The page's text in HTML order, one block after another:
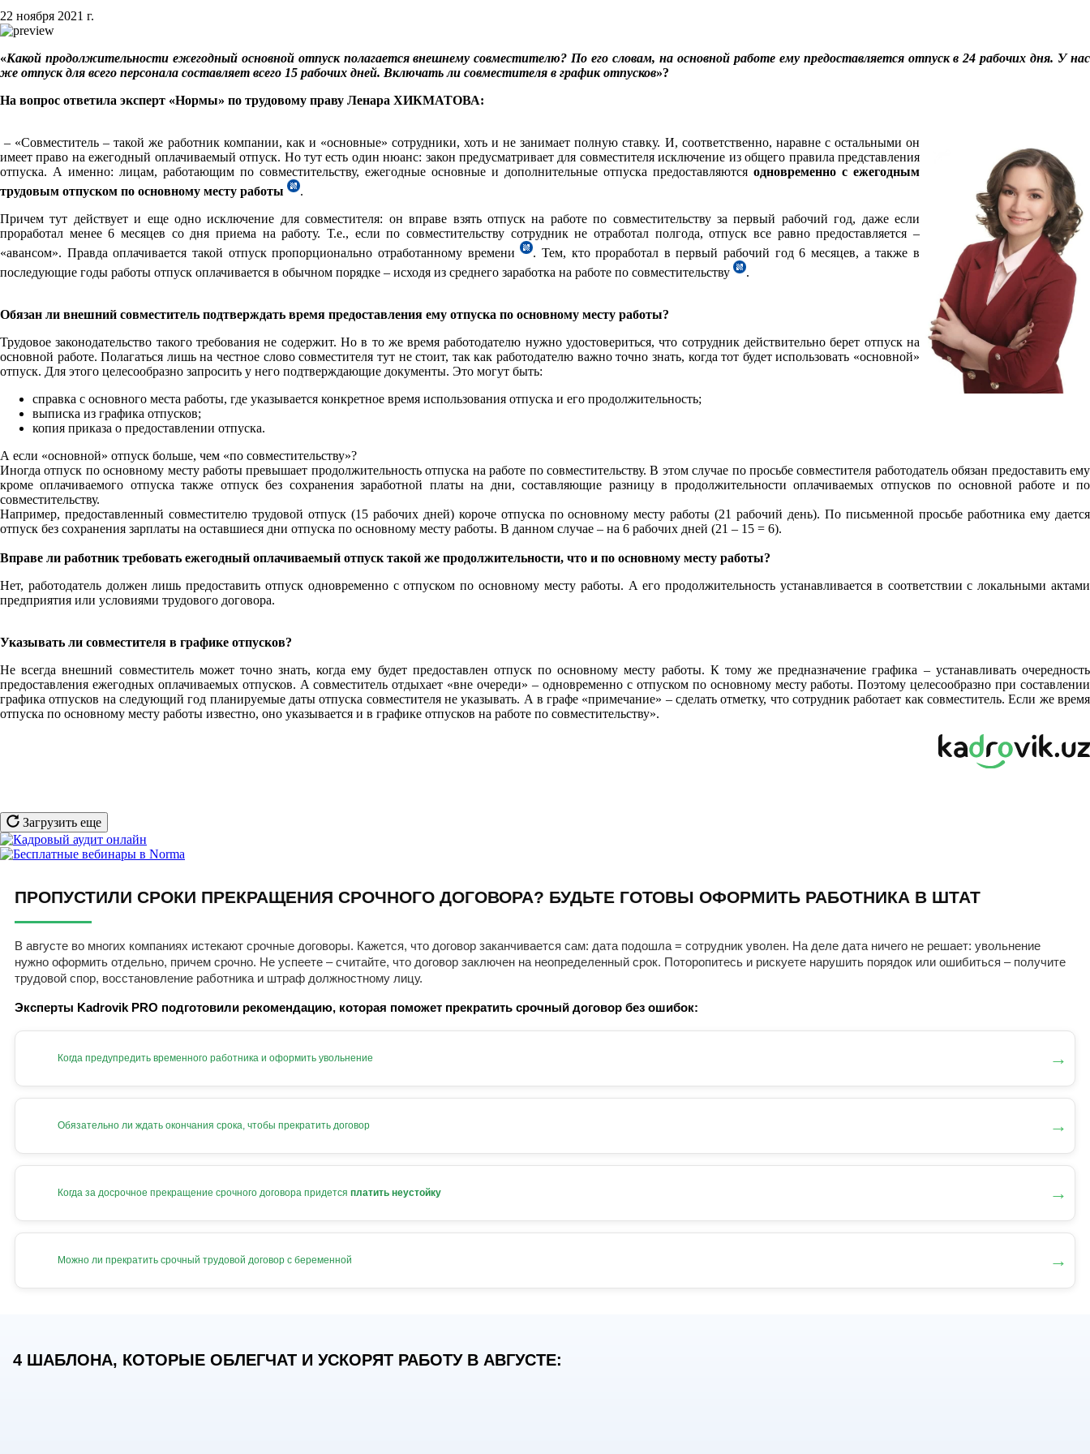
22 ноября 2021 г.
«Какой продолжительности ежегодный основной отпуск полагается внешнему совместителю? По его словам, на основной работе ему предоставляется отпуск в 24 рабочих дня. У нас
же отпуск для всего персонала составляет всего 15 рабочих дней. Включать ли совместителя в график отпусков»?
На вопрос ответила эксперт «Нормы» по трудовому праву Ленара ХИКМАТОВА:
– «Совместитель – такой же работник компании, как и «основные» сотрудники, хоть и не занимает полную ставку. И, соответственно, наравне с остальными он
имеет право на ежегодный оплачиваемый отпуск. Но тут есть один нюанс: закон предусматривает для совместителя исключение из общего правила представления
отпуска. А именно: лицам, работающим по совместительству, ежегодные основные и дополнительные отпуска предоставляются одновременно с ежегодным
трудовым отпуском по основному месту работы
.
Причем тут действует и еще одно исключение для совместителя: он вправе взять отпуск на работе по совместительству за первый рабочий год, даже если
проработал менее 6 месяцев со дня приема на работу. Т.е., если по совместительству сотрудник не отработал полгода, отпуск все равно предоставляется –
«авансом». Правда оплачивается такой отпуск пропорционально отработанному времени
. Тем, кто проработал в первый рабочий год 6 месяцев, а также в
последующие годы работы отпуск оплачивается в обычном порядке – исходя из среднего заработка на работе по совместительству
.
Обязан ли внешний совместитель подтверждать время предоставления ему отпуска по основному месту работы?
Трудовое законодательство такого требования не содержит. Но в то же время работодателю нужно удостовериться, что сотрудник действительно берет отпуск на
основной работе. Полагаться лишь на честное слово совместителя тут не стоит, так как работодателю важно точно знать, когда тот будет использовать «основной»
отпуск. Для этого целесообразно запросить у него подтверждающие документы. Это могут быть:
справка с основного места работы, где указывается конкретное время использования отпуска и его продолжительность;
выписка из графика отпусков;
копия приказа о предоставлении отпуска.
А если «основной» отпуск больше, чем «по совместительству»?
Иногда отпуск по основному месту работы превышает продолжительность отпуска на работе по совместительству. В этом случае по просьбе совместителя работодатель обязан предоставить ему
кроме оплачиваемого отпуска также отпуск без сохранения заработной платы на дни, составляющие разницу в продолжительности оплачиваемых отпусков по основной работе и по
совместительству.
Например, предоставленный совместителю трудовой отпуск (15 рабочих дней) короче отпуска по основному месту работы (21 рабочий день). По письменной просьбе работника ему дается
отпуск без сохранения зарплаты на оставшиеся дни отпуска по основному месту работы. В данном случае – на 6 рабочих дней (21 – 15 = 6).
Вправе ли работник требовать ежегодный оплачиваемый отпуск такой же продолжительности, что и по основному месту работы?
Нет, работодатель должен лишь предоставить отпуск одновременно с отпуском по основному месту работы. А его продолжительность устанавливается в соответствии с локальными актами
предприятия или условиями трудового договора.
Указывать ли совместителя в графике отпусков?
Не всегда внеш­ний сов­ме­сти­тель может точно знать, когда ему будет предо­став­лен от­пуск по ос­нов­но­му месту ра­бо­ты. К тому же предназначение графика – устанавливать очередность
предоставления ежегодных оплачиваемых отпусков. А совместитель отдыхает «вне очереди» – одновременно с отпуском по основному месту работы. Поэтому целесообразно при со­став­ле­нии
гра­фи­ка от­пус­ков на сле­ду­ю­щий год пла­ни­ру­е­мые даты от­пус­ка совместителя не ука­зы­ва­ть. А в графе «при­ме­ча­ние» – сделать отметку, что сотрудник ра­бо­та­ет как сов­ме­сти­тель. Если же время
отпуска по ос­нов­но­му месту ра­бо­ты из­вест­но, оно указывается и в гра­фи­ке от­пус­ков на ра­бо­те по сов­ме­сти­тель­ству».
Загрузить еще
ПРОПУСТИЛИ СРОКИ ПРЕКРАЩЕНИЯ СРОЧНОГО ДОГОВОРА? БУДЬТЕ ГОТОВЫ ОФОРМИТЬ РАБОТНИКА В ШТАТ
В августе во многих компаниях истекают срочные договоры. Кажется, что договор заканчивается сам: дата подошла = сотрудник уволен. На деле дата ничего не решает: увольнение
нужно оформить отдельно, причем срочно. Не успеете – считайте, что договор заключен на неопределенный срок. Поторопитесь и рискуете нарушить порядок или ошибиться – получите
трудовой спор, восстановление работника и штраф должностному лицу.
Эксперты Kadrovik PRO подготовили рекомендацию, которая поможет прекратить срочный договор без ошибок:
Когда предупредить временного работника и оформить увольнение →
Обязательно ли ждать окончания срока, чтобы прекратить договор →
Когда за досрочное прекращение срочного договора придется платить неустойку →
Можно ли прекратить срочный трудовой договор с беременной →
4 ШАБЛОНА, КОТОРЫЕ ОБЛЕГЧАТ И УСКОРЯТ РАБОТУ В АВГУСТЕ: